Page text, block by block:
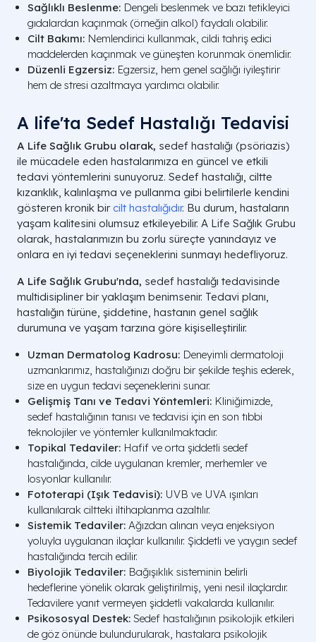
Sağlıklı Beslenme: Dengeli beslenmek ve bazı tetikleyici
gıdalardan kaçınmak (örneğin alkol) faydalı olabilir.
Cilt Bakımı: Nemlendirici kullanmak, cildi tahriş edici
maddelerden kaçınmak ve güneşten korunmak önemlidir.
Düzenli Egzersiz: Egzersiz, hem genel sağlığı iyileştirir
hem de stresi azaltmaya yardımcı olabilir.
A life'ta Sedef Hastalığı Tedavisi
A Life Sağlık Grubu olarak, sedef hastalığı (psöriazis)
ile mücadele eden hastalarımıza en güncel ve etkili
tedavi yöntemlerini sunuyoruz. Sedef hastalığı, ciltte
kızarıklık, kalınlaşma ve pullanma gibi belirtilerle kendini
gösteren kronik bir cilt hastalığıdır. Bu durum, hastaların
yaşam kalitesini olumsuz etkileyebilir. A Life Sağlık Grubu
olarak, hastalarımızın bu zorlu süreçte yanındayız ve
onlara en iyi tedavi seçeneklerini sunmayı hedefliyoruz.
A Life Sağlık Grubu'nda, sedef hastalığı tedavisinde
multidisipliner bir yaklaşım benimsenir. Tedavi planı,
hastalığın türüne, şiddetine, hastanın genel sağlık
durumuna ve yaşam tarzına göre kişiselleştirilir.
Uzman Dermatolog Kadrosu: Deneyimli dermatoloji
uzmanlarımız, hastalığınızı doğru bir şekilde teşhis ederek,
size en uygun tedavi seçeneklerini sunar.
Gelişmiş Tanı ve Tedavi Yöntemleri: Kliniğimizde,
sedef hastalığının tanısı ve tedavisi için en son tıbbi
teknolojiler ve yöntemler kullanılmaktadır.
Topikal Tedaviler: Hafif ve orta şiddetli sedef
hastalığında, cilde uygulanan kremler, merhemler ve
losyonlar kullanılır.
Fototerapi (Işık Tedavisi): UVB ve UVA ışınları
kullanılarak ciltteki iltihaplanma azaltılır.
Sistemik Tedaviler: Ağızdan alınan veya enjeksiyon
yoluyla uygulanan ilaçlar kullanılır. Şiddetli ve yaygın sedef
hastalığında tercih edilir.
Biyolojik Tedaviler: Bağışıklık sisteminin belirli
hedeflerine yönelik olarak geliştirilmiş, yeni nesil ilaçlardır.
Tedavilere yanıt vermeyen şiddetli vakalarda kullanılır.
Psikososyal Destek: Sedef hastalığının psikolojik etkileri
de göz önünde bulundurularak, hastalara psikolojik